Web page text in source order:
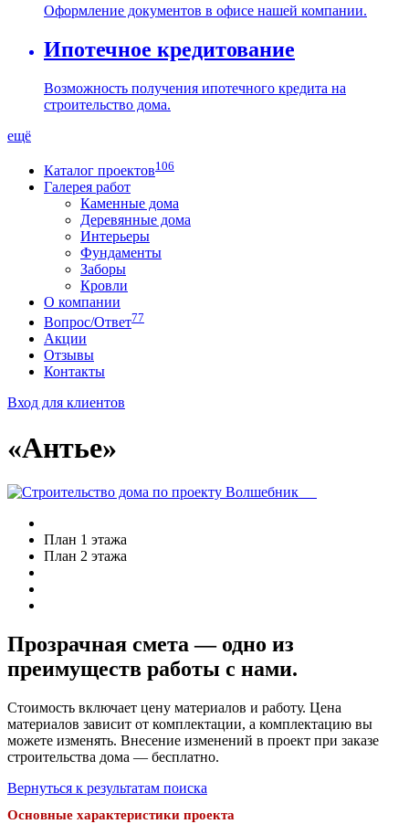
Оформление документов в офисе нашей компании.
Ипотечное кредитование
Возможность получения ипотечного кредита на
строительство дома.
ещё
Каталог проектов106
Галерея работ
Каменные дома
Деревянные дома
Интерьеры
Фундаменты
Заборы
Кровли
О компании
Вопрос/Ответ77
Акции
Отзывы
Контакты
Вход для клиентов
«Антье»
План 1 этажа
План 2 этажа
Прозрачная смета — одно из
преимуществ работы с нами.
Стоимость включает цену материалов и работу. Цена
материалов зависит от комплектации, а комплектацию вы
можете изменять. Внесение изменений в проект при заказе
строительства дома — бесплатно.
Вернуться к результатам поиска
Основные характеристики проекта